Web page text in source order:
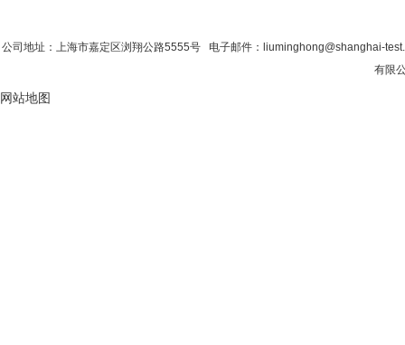
公司地址：上海市嘉定区浏翔公路5555号 电子邮件：liuminghong@shanghai-
有限
网站地图